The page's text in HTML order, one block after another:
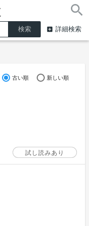
詳細検索
古い順 新しい順
試し読みあり